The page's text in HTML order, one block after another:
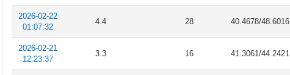
2026-02-22
01:07:32
4.4 28 40.4678/48.6016
2026-02-21
12:23:37
3.3 16 41.3061/44.2421